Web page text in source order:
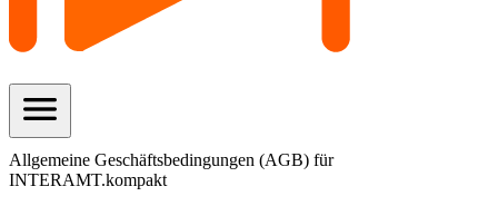
menu
Allgemeine Geschäftsbedingungen (AGB) für
INTERAMT.kompakt